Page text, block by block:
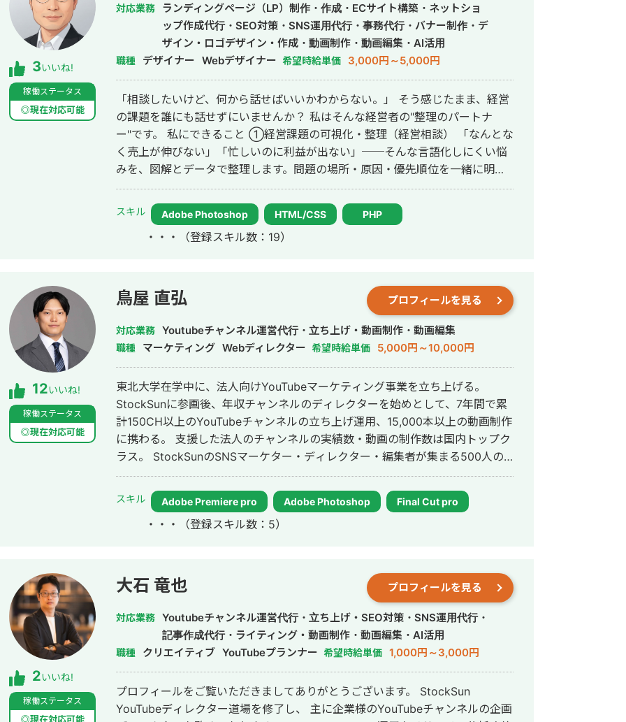
3いいね!
稼働ステータス
◎現在対応可能
対応業務
ランディングページ（LP）制作・作成・ECサイト構築・ネットショ
ップ作成代行・SEO対策・SNS運用代行・事務代行・バナー制作・デ
ザイン・ロゴデザイン・作成・動画制作・動画編集・AI活用
職種 デザイナー Webデザイナー 希望時給単価 3,000円～5,000円
「相談したいけど、何から話せばいいかわからない。」 そう感じたまま、経営
の課題を誰にも話せずにいませんか？ 私はそんな経営者の"整理のパートナ
ー"です。 私にできること ①経営課題の可視化・整理（経営相談） 「なんとな
く売上が伸びない」「忙しいのに利益が出ない」──そんな言語化しにくい悩
みを、図解とデータで整理します。問題の場所・原因・優先順位を一緒に明確
にする、それが私の仕事の出発点です。 ②デザイン制作（実行支援） 課題が
見えたら、次は「動かす」フェーズ。バナー広告・SNS画像・名刺・パンフレ
ット・ショート動画・サムネイル・アイコン・ヘッダーなど、中小企業の販
促・採用・ブランディングに必要なデザインを制作します。 → 相談だけ・制作
ながら独立し、小さなデザイン事務所の一人社長として活動しています。 移動
に制約があるため、すべてのやり取りをオンラインで完結できる体制を整えて
きました。Zoom・Google Meet・チャットツールを駆使し、北海道から沖縄
まで全国の経営者・個人事業主をサポートしています。 「制約の中で最大の成
の経営改善と同じ考え方だと思っています。だからこそ、コスト・人手・時間
が限られた環境でもリアルな提案ができます。 こんな方にご連絡ください 経営
課題はあるが、何から手をつければいいかわからない デザインと経営の相談を
別々にするのが面倒 地方在住で良質な相談相手が見つからない コストを抑え
つつ、本質的な改善をしたい 正直に、気を使わず話せる相手を探している 対応
ー・SNS投稿画像・ヘッダー・アイコン 動画制作： ショート動画（SNS・採
用・商品紹介） 印刷物：名刺・パンフレット・チラシ・会社案内 記事：金融
連絡方法 オンライン： 全国どこでも対応（Zoom / Google Meet / チャット）
対面： 交通費をご負担いただける場合、全国対応可能 📩 まずはお気軽にメッ
セージをお送りください。 「どんな相談ができますか？」という問い合わせだ
けでも大歓迎です。初回は状況をお聞きするだけのご相談も承ります。
スキル Adobe Photoshop HTML/CSS PHP
・・・ （登録スキル数：19）
12いいね!
稼働ステータス
◎現在対応可能
鳥屋 直弘 プロフィールを見る
対応業務 Youtubeチャンネル運営代行・立ち上げ・動画制作・動画編集
職種 マーケティング Webディレクター 希望時給単価 5,000円～10,000円
東北大学在学中に、法人向けYouTubeマーケティング事業を立ち上げる。
StockSunに参画後、年収チャンネルのディレクターを始めとして、7年間で累
計150CH以上のYouTubeチャンネルの立ち上げ運用、15,000本以上の動画制作
に携わる。 支援した法人のチャンネルの実績数・動画の制作数は国内トップク
ラス。 StockSunのSNSマーケター・ディレクター・編集者が集まる500人の
動画チームの統括を務める。
スキル Adobe Premiere pro Adobe Photoshop Final Cut pro
・・・ （登録スキル数：5）
2いいね!
稼働ステータス
◎現在対応可能
大石 竜也 プロフィールを見る
対応業務 Youtubeチャンネル運営代行・立ち上げ・SEO対策・SNS運用代行・
記事作成代行・ライティング・動画制作・動画編集・AI活用
職種 クリエイティブ YouTubeプランナー 希望時給単価 1,000円～3,000円
プロフィールをご覧いただきましてありがとうございます。 StockSun
YouTubeディレクター道場を修了し、 主に企業様のYouTubeチャンネルの企画